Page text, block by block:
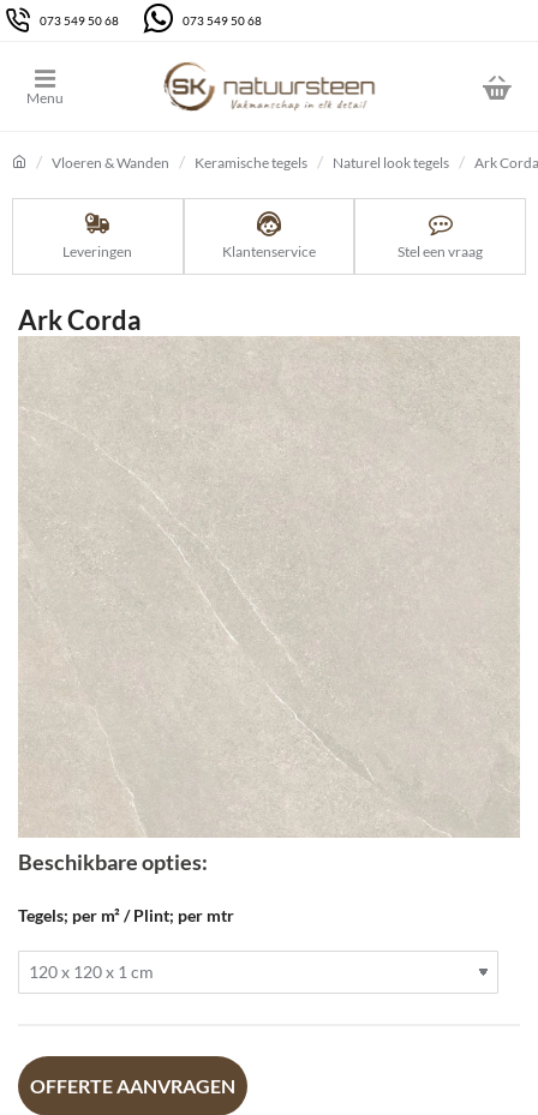
073 549 50 68 073 549 50 68
Vloeren & Wanden Keramische tegels Naturel look tegels Ark Corda
Leveringen Klantenservice Stel een vraag
Ark Corda
Beschikbare opties:
Tegels; per m² / Plint; per mtr
OFFERTE AANVRAGEN